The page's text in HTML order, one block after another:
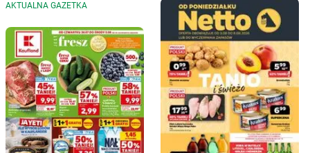
AKTUALNA GAZETKA